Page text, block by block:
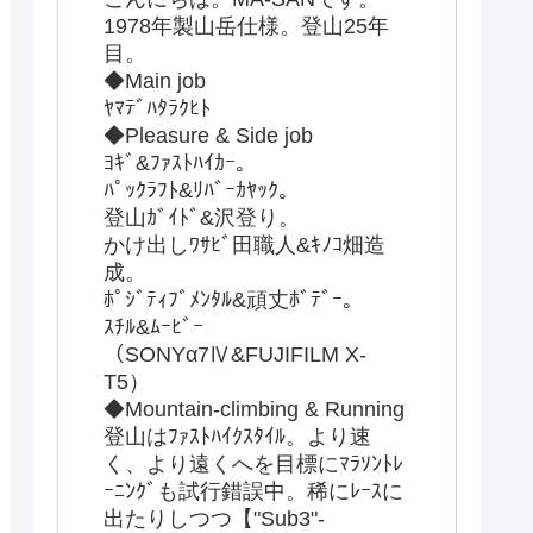
1978年製山岳仕様。登山25年
目。
◆Main job
ﾔﾏﾃﾞﾊﾀﾗｸﾋﾄ
◆Pleasure & Side job
ﾖｷﾞ&ﾌｧｽﾄﾊｲｶｰ。
ﾊﾟｯｸﾗﾌﾄ&ﾘﾊﾞｰｶﾔｯｸ。
登山ｶﾞｲﾄﾞ&沢登り。
かけ出しﾜｻﾋﾞ田職人&ｷﾉｺ畑造
成。
ﾎﾟｼﾞﾃｨﾌﾞﾒﾝﾀﾙ&頑丈ﾎﾞﾃﾞｰ。
ｽﾁﾙ&ﾑｰﾋﾞｰ
（SONYα7Ⅳ&FUJIFILM X-
T5）
◆Mountain-climbing & Running
登山はﾌｧｽﾄﾊｲｸｽﾀｲﾙ。より速
く、より遠くへを目標にﾏﾗｿﾝﾄﾚ
ｰﾆﾝｸﾞも試行錯誤中。稀にﾚｰｽに
出たりしつつ【"Sub3"-